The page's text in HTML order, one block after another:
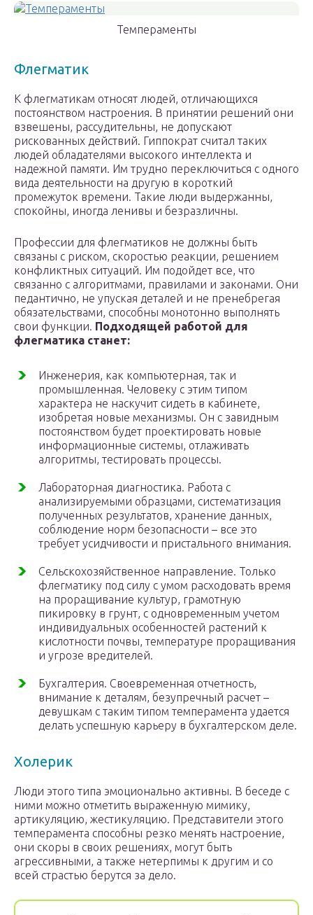
Темпераменты
Флегматик
К флегматикам относят людей, отличающихся
постоянством настроения. В принятии решений они
взвешены, рассудительны, не допускают
рискованных действий. Гиппократ считал таких
людей обладателями высокого интеллекта и
надежной памяти. Им трудно переключиться с одного
вида деятельности на другую в короткий
промежуток времени. Такие люди выдержанны,
спокойны, иногда ленивы и безразличны.
Профессии для флегматиков не должны быть
связаны с риском, скоростью реакции, решением
конфликтных ситуаций. Им подойдет все, что
связанно с алгоритмами, правилами и законами. Они
педантично, не упуская деталей и не пренебрегая
обязательствами, способны монотонно выполнять
свои функции. Подходящей работой для
флегматика станет:
Инженерия, как компьютерная, так и
промышленная. Человеку с этим типом
характера не наскучит сидеть в кабинете,
изобретая новые механизмы. Он с завидным
постоянством будет проектировать новые
информационные системы, отлаживать
алгоритмы, тестировать процессы.
Лабораторная диагностика. Работа с
анализируемыми образцами, систематизация
полученных результатов, хранение данных,
соблюдение норм безопасности – все это
требует усидчивости и пристального внимания.
Сельскохозяйственное направление. Только
флегматику под силу с умом расходовать время
на проращивание культур, грамотную
пикировку в грунт, с одновременным учетом
индивидуальных особенностей растений к
кислотности почвы, температуре проращивания
и угрозе вредителей.
Бухгалтерия. Своевременная отчетность,
внимание к деталям, безупречный расчет –
девушкам с таким типом темперамента удается
делать успешную карьеру в бухгалтерском деле.
Холерик
Люди этого типа эмоционально активны. В беседе с
ними можно отметить выраженную мимику,
артикуляцию, жестикуляцию. Представители этого
темперамента способны резко менять настроение,
они скоры в своих решениях, могут быть
агрессивными, а также нетерпимы к другим и со
всей страстью берутся за дело.